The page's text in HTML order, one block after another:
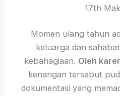
17th
Momen ulang tahun
keluarga dan
kebahagiaan. Oleh
kenangan tersebut
dokumentasi yang